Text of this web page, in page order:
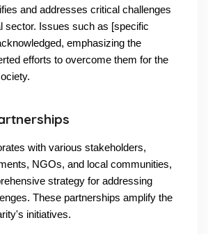
and addresses critical challenges
sector. Issues such as [specific
emphasizing the
efforts to overcome them for the
with various stakeholders,
NGOs, and local communities,
strategy for addressing
These partnerships amplify the
initiatives.